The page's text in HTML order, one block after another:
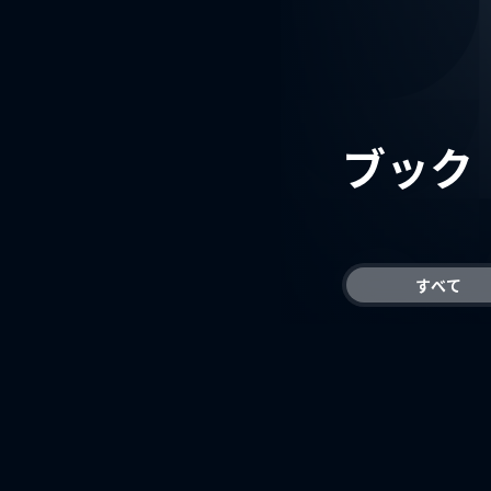
ブック
すべて